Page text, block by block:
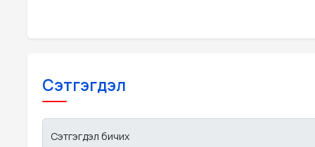
Сэтгэгдэл
Сэтгэгдэл бичих